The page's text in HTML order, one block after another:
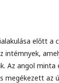
előtt a
intémnyek,
Az angol minta
megékezett az